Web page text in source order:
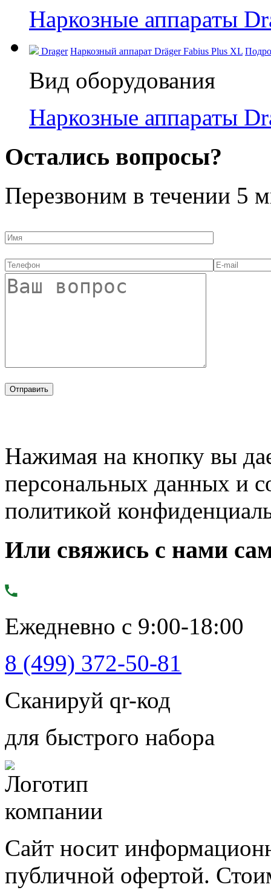
Наркозные аппараты
Drager Наркозный аппарат Dräger Fabius Plus XL
Вид оборудования
Наркозные аппараты
Остались вопросы?
Перезвоним в течении 5
Нажимая на кнопку вы
персональных данных и
политикой
Или свяжись с нами
Ежедневно с 9:00-18:00
8 (499) 372-50-81
Сканируй qr-код
для быстрого набора
Сайт носит
публичной офертой.